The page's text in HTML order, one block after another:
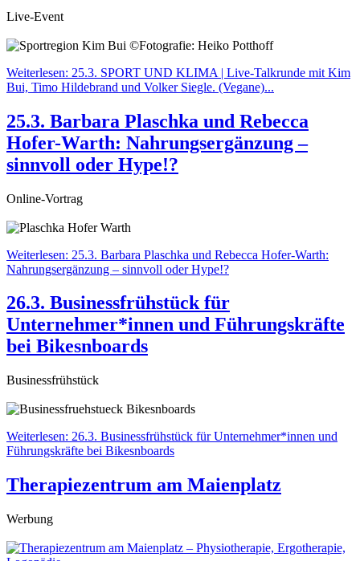
Live-Event
Weiterlesen: 25.3. SPORT UND KLIMA | Live-Talkrunde mit Kim
Bui, Timo Hildebrand und Volker Siegle. (Vegane)...
25.3. Barbara Plaschka und Rebecca
Hofer-Warth: Nahrungsergänzung –
sinnvoll oder Hype!?
Online-Vortrag
Weiterlesen: 25.3. Barbara Plaschka und Rebecca Hofer-Warth:
Nahrungsergänzung – sinnvoll oder Hype!?
26.3. Businessfrühstück für
Unternehmer*innen und Führungskräfte
bei Bikesnboards
Businessfrühstück
Weiterlesen: 26.3. Businessfrühstück für Unternehmer*innen und
Führungskräfte bei Bikesnboards
Therapiezentrum am Maienplatz
Werbung